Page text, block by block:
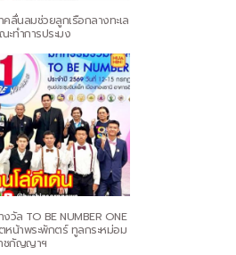
ลื่นลมช่วยลูกเรือกลางทะเล
ทำการประมง
วัล TO BE NUMBER ONE
น้าพระพักตร์ ทูลกระหม่อม
ชกัญญาฯ